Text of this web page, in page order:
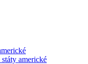
americké